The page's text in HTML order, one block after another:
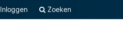
Inloggen Zoeken